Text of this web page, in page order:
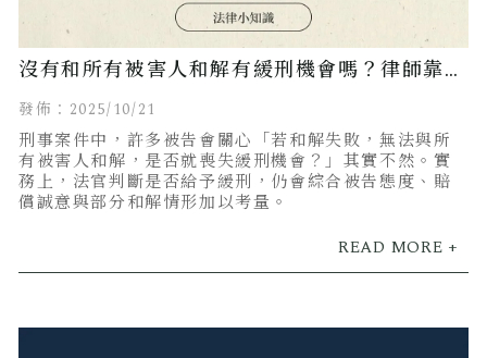
沒有和所有被害人和解有緩刑機會嗎？律師靠5
點關鍵爭取到緩刑！
發佈：2025/10/21
刑事案件中，許多被告會關心「若和解失敗，無法與所
有被害人和解，是否就喪失緩刑機會？」其實不然。實
務上，法官判斷是否給予緩刑，仍會綜合被告態度、賠
償誠意與部分和解情形加以考量。